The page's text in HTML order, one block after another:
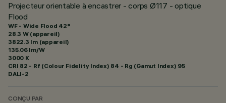
Projecteur orientable à encastrer - corps Ø117 - optique
Flood
WF - Wide Flood 42°
28.3 W (appareil)
3822.3 lm (appareil)
135.06 lm/W
3000 K
CRI 82 - Rf (Colour Fidelity Index) 84 - Rg (Gamut Index) 95
DALI-2
CONÇU PAR